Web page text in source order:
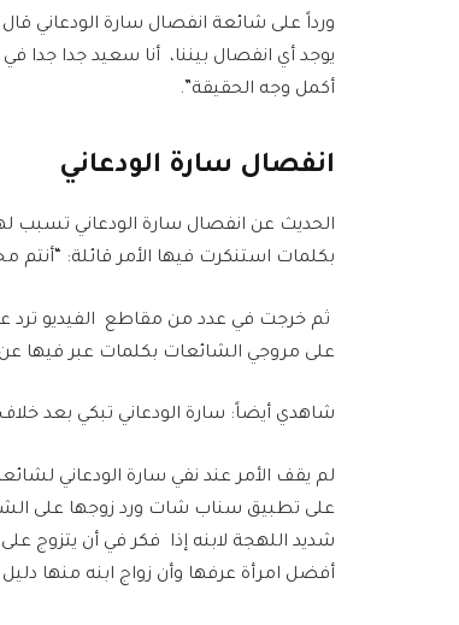
ورداً على شائعة انفصال سارة الودعاني
يوجد أي انفصال بيننا، أنا سعيد جدا جدا
أكمل وجه الحقيقة”.
انفصال سارة الودعاني
الحديث عن انفصال سارة الودعاني تسبب
بكلمات استنكرت فيها الأمر قائلة: “أنتم
ثم خرجت في عدد من مقاطع الفيديو ترد
على مروجي الشائعات بكلمات عبر فيها
شاهدي أيضاً: سارة الودعاني تبكي بعد
لم يقف الأمر عند نفي سارة الودعاني
على تطبيق سناب شات ورد زوجها على
شديد اللهجة لابنه إذا فكر في أن يتزوج
أفضل امرأة عرفها وأن زواج ابنه منها